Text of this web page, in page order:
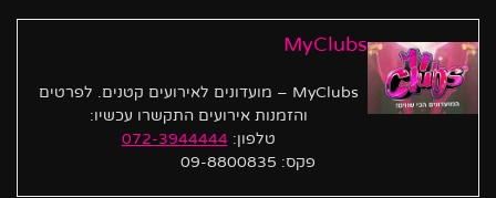
MyClubs
MyClubs – מועדונים לאירועים קטנים. לפרטים
והזמנות אירועים התקשרו עכשיו:
טלפון:072-3944444
פקס: 09-8800835